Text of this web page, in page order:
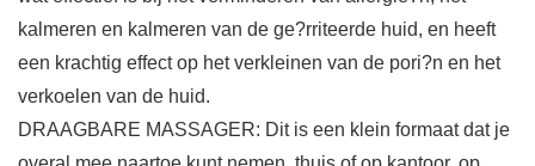
kalmeren en kalmeren van de ge?rriteerde huid, en heeft
een krachtig effect op het verkleinen van de pori?n en het
verkoelen van de huid.
DRAAGBARE MASSAGER: Dit is een klein formaat dat je